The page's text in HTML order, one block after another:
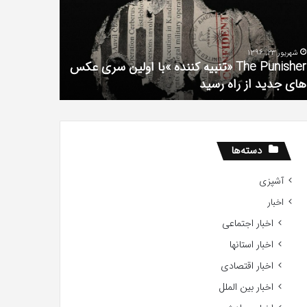
عکس
های
جدید
شهریور 23, 1396
The Punisher «تنبیه کننده »با اولین سری عکس
های جدید از راه رسید
دسته‌ها
آشپزی
اخبار
اخبار اجتماعی
اخبار استانها
اخبار اقتصادی
اخبار بین الملل